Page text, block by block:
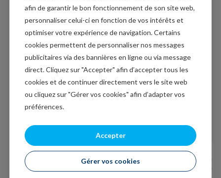
Alors que le gouvernement a l’intention de prolonger
l’état d’urgence dans certaines préfectures jusqu’au 31
peine.
Ces mesures de restriction continuent de peser sur la
consommation et affectent donc durement le secteur
des 50 à 49.5 (voir graphique).
afin de garantir le bon fonctionnement de son site web,
personnaliser celui-ci en fonction de vos intérêts et
optimiser votre expérience de navigation. Certains
cookies permettent de personnaliser nos messages
publicitaires via des bannières en ligne ou via message
direct. Cliquez sur "Accepter" afin d’accepter tous les
cookies et de continuer directement vers le site web
ou cliquez sur "Gérer vos cookies" afin d’adapter vos
préférences.
Accepter
Gérer vos cookies